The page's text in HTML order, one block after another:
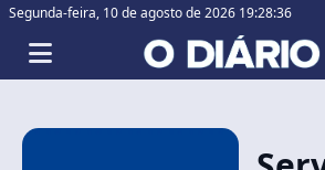
Segunda-feira, 10 de agosto de 2026 19:28:37